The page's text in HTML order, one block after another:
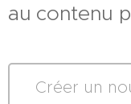
au contenu
Créer un